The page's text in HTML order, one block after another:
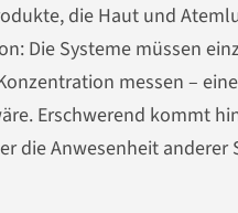
die Haut und
Die Systeme müssen
messen –
Erschwerend kommt
die Anwesenheit